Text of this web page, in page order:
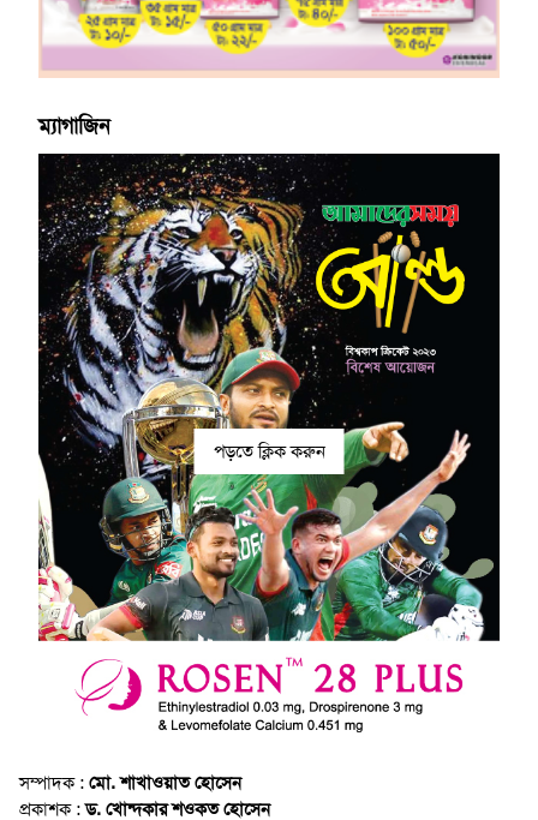
ম্যাগাজিন
পড়তে ক্লিক করুন
সম্পাদক : মো. শাখাওয়াত হোসেন
প্রকাশক :ড. খোন্দকার শওকত হোসেন